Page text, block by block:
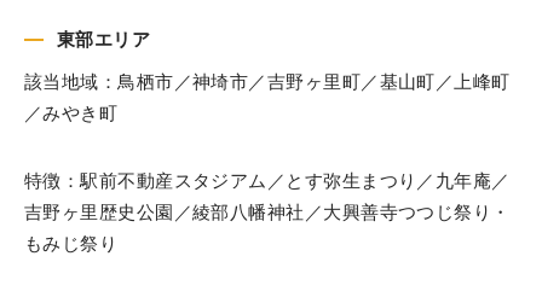
東部エリア
該当地域：鳥栖市／神埼市／吉野ヶ里町／基山町／上峰町
／みやき町
特徴：駅前不動産スタジアム／とす弥生まつり／九年庵／
吉野ヶ里歴史公園／綾部八幡神社／大興善寺つつじ祭り・
もみじ祭り